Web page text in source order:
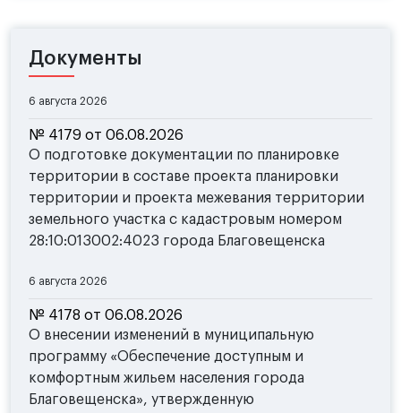
Документы
6 августа 2026
№ 4179 от 06.08.2026
О подготовке документации по планировке
территории в составе проекта планировки
территории и проекта межевания территории
земельного участка с кадастровым номером
28:10:013002:4023 города Благовещенска
6 августа 2026
№ 4178 от 06.08.2026
О внесении изменений в муниципальную
программу «Обеспечение доступным и
комфортным жильем населения города
Благовещенска», утвержденную